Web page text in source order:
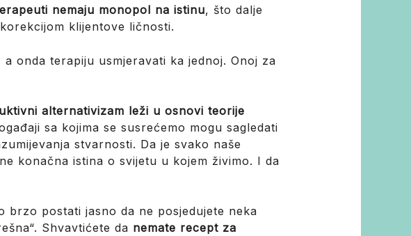
nemaju monopol na istinu, što dalje
klijentove ličnosti.
onda terapiju usmjeravati ka jednoj. Onoj za
alternativizam leži u osnovi teorije
sa kojima se susrećemo mogu sagledati
stvarnosti. Da je svako naše
konačna istina o svijetu u kojem živimo. I da
postati jasno da ne posjedujete neka
Shvavtićete da nemate recept za